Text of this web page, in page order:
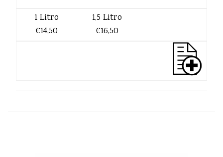
1 Litro
€14,50
1,5 Litro
€16,50